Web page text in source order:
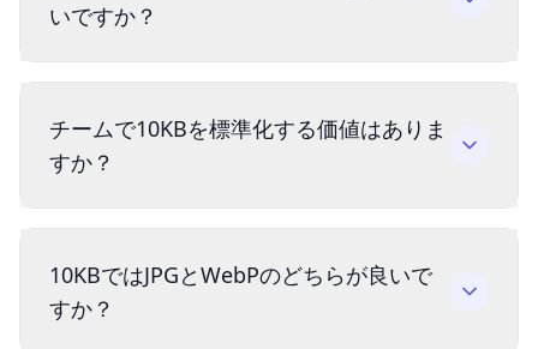
いですか？
チームで10KBを標準化する価値はありま
すか？
10KBではJPGとWebPのどちらが良いで
すか？